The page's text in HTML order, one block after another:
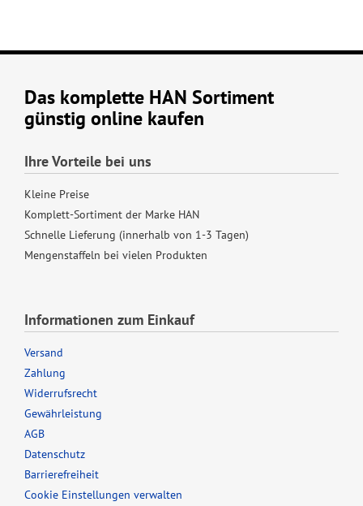
Das komplette HAN Sortiment
günstig online kaufen
Ihre Vorteile bei uns
Kleine Preise
Komplett-Sortiment der Marke HAN
Schnelle Lieferung (innerhalb von 1-3 Tagen)
Mengenstaffeln bei vielen Produkten
Informationen zum Einkauf
Versand
Zahlung
Widerrufsrecht
Gewährleistung
AGB
Datenschutz
Barrierefreiheit
Cookie Einstellungen verwalten